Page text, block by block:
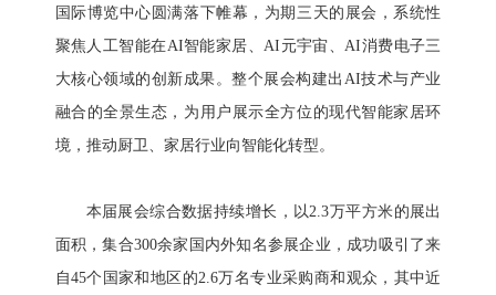
国际博览中心圆满落下帷幕，为期三天的展会，系统性
聚焦人工智能在AI智能家居、AI元宇宙、AI消费电子三
大核心领域的创新成果。整个展会构建出AI技术与产业
融合的全景生态，为用户展示全方位的现代智能家居环
境，推动厨卫、家居行业向智能化转型。
本届展会综合数据持续增长，以2.3万平方米的展出
面积，集合300余家国内外知名参展企业，成功吸引了来
自45个国家和地区的2.6万名专业采购商和观众，其中近